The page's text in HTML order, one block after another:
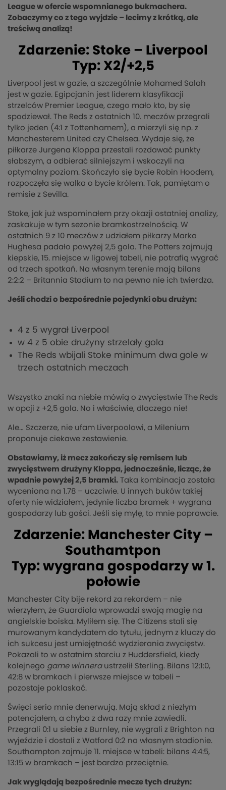
League w ofercie wspomnianego bukmachera.
Zobaczymy co z tego wyjdzie – lecimy z krótką, ale
treściwą analizą!
Zdarzenie: Stoke – Liverpool
Typ: X2/+2,5
Liverpool jest w gazie, a szczególnie Mohamed Salah
jest w gazie. Egipcjanin jest liderem klasyfikacji
strzelców Premier League, czego mało kto, by się
spodziewał. The Reds z ostatnich 10. meczów przegrali
tylko jeden (4:1 z Tottenhamem), a mierzyli się np. z
Manchesterem United czy Chelsea. Wydaje się, że
piłkarze Jurgena Kloppa przestali rozdawać punkty
słabszym, a odbierać silniejszym i wskoczyli na
optymalny poziom. Skończyło się bycie Robin Hoodem,
rozpoczęła się walka o bycie królem. Tak, pamiętam o
remisie z Sevilla.
Stoke, jak już wspominałem przy okazji ostatniej analizy,
zaskakuje w tym sezonie bramkostrzelnością. W
ostatnich 9 z 10 meczów z udziałem piłkarzy Marka
Hughesa padało powyżej 2,5 gola. The Potters zajmują
kiepskie, 15. miejsce w ligowej tabeli, nie potrafią wygrać
od trzech spotkań. Na własnym terenie mają bilans
2:2:2 – Britannia Stadium to na pewno nie ich twierdza.
Jeśli chodzi o bezpośrednie pojedynki obu drużyn:
4 z 5 wygrał Liverpool
w 4 z 5 obie drużyny strzelały gola
The Reds wbijali Stoke minimum dwa gole w
trzech ostatnich meczach
Wszystko znaki na niebie mówią o zwycięstwie The Reds
w opcji z +2,5 gola. No i właściwie, dlaczego nie!
Ale… Szczerze, nie ufam Liverpoolowi, a Milenium
proponuje ciekawe zestawienie.
Obstawiamy, iż mecz zakończy się remisem lub
zwycięstwem drużyny Kloppa, jednocześnie, licząc, że
wpadnie powyżej 2,5 bramki. Taka kombinacja została
wyceniona na 1.78 – uczciwie. U innych buków takiej
oferty nie widziałem, jedynie liczba bramek + wygrana
gospodarzy lub gości. Jeśli się mylę, to mnie poprawcie.
Zdarzenie: Manchester City –
Southamtpon
Typ: wygrana gospodarzy w 1.
połowie
Manchester City bije rekord za rekordem – nie
wierzyłem, że Guardiola wprowadzi swoją magię na
angielskie boiska. Myliłem się. The Citizens stali się
murowanym kandydatem do tytułu, jednym z kluczy do
ich sukcesu jest umiejętność wydzierania zwycięstw.
Pokazali to w ostatnim starciu z Huddersfield, kiedy
kolejnego game winneraustrzelił Sterling. Bilans 12:1:0,
42:8 w bramkach i pierwsze miejsce w tabeli –
pozostaje poklaskać.
Święci serio mnie denerwują. Mają skład z niezłym
potencjałem, a chyba z dwa razy mnie zawiedli.
Przegrali 0:1 u siebie z Burnley, nie wygrali z Brighton na
wyjeździe i dostali z Watford 0:2 na własnym stadionie.
Southampton zajmuje 11. miejsce w tabeli: bilans 4:4:5,
13:15 w bramkach – jest bardzo przeciętnie.
Jak wyglądają bezpośrednie mecze tych drużyn: